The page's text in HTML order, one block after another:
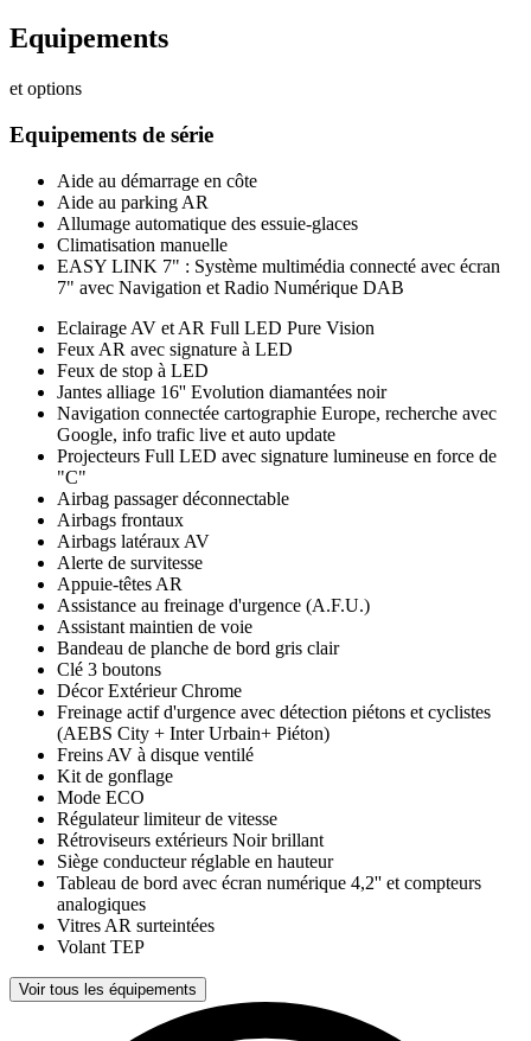
Equipements
et options
Equipements de série
Aide au démarrage en côte
Aide au parking AR
Allumage automatique des essuie-glaces
Climatisation manuelle
EASY LINK 7" : Système multimédia connecté avec écran
7" avec Navigation et Radio Numérique DAB
Eclairage AV et AR Full LED Pure Vision
Feux AR avec signature à LED
Feux de stop à LED
Jantes alliage 16'' Evolution diamantées noir
Navigation connectée cartographie Europe, recherche avec
Google, info trafic live et auto update
Projecteurs Full LED avec signature lumineuse en force de
"C"
Airbag passager déconnectable
Airbags frontaux
Airbags latéraux AV
Alerte de survitesse
Appuie-têtes AR
Assistance au freinage d'urgence (A.F.U.)
Assistant maintien de voie
Bandeau de planche de bord gris clair
Clé 3 boutons
Décor Extérieur Chrome
Freinage actif d'urgence avec détection piétons et cyclistes
(AEBS City + Inter Urbain+ Piéton)
Freins AV à disque ventilé
Kit de gonflage
Mode ECO
Régulateur limiteur de vitesse
Rétroviseurs extérieurs Noir brillant
Siège conducteur réglable en hauteur
Tableau de bord avec écran numérique 4,2'' et compteurs
analogiques
Vitres AR surteintées
Volant TEP
Voir tous les équipements